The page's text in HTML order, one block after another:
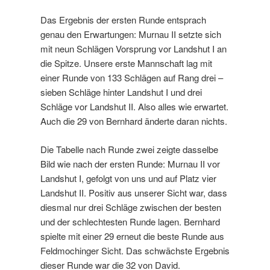
Das Ergebnis der ersten Runde entsprach
genau den Erwartungen: Murnau II setzte sich
mit neun Schlägen Vorsprung vor Landshut I an
die Spitze. Unsere erste Mannschaft lag mit
einer Runde von 133 Schlägen auf Rang drei –
sieben Schläge hinter Landshut I und drei
Schläge vor Landshut II. Also alles wie erwartet.
Auch die 29 von Bernhard änderte daran nichts.
Die Tabelle nach Runde zwei zeigte dasselbe
Bild wie nach der ersten Runde: Murnau II vor
Landshut I, gefolgt von uns und auf Platz vier
Landshut II. Positiv aus unserer Sicht war, dass
diesmal nur drei Schläge zwischen der besten
und der schlechtesten Runde lagen. Bernhard
spielte mit einer 29 erneut die beste Runde aus
Feldmochinger Sicht. Das schwächste Ergebnis
dieser Runde war die 32 von David.